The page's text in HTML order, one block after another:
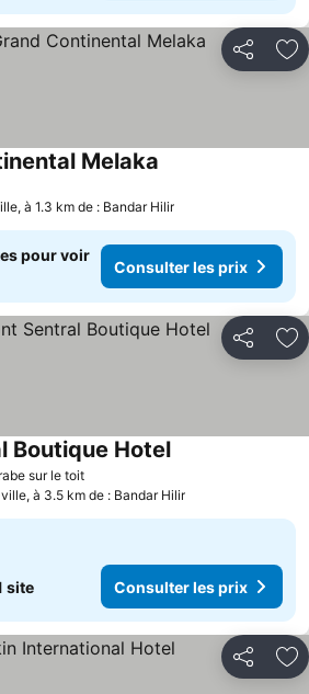
Partager
Melaka
à 1.3 km de : Bandar Hilir
pour voir
Consulter les prix
Partager
sur le toitConsulter les prix
Boutique HotelConsulter les
à 3.5 km de : Bandar Hilir
site Consulter les prix
Partager